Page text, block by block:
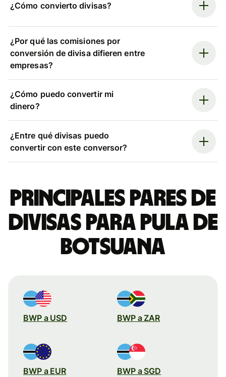
¿Cómo convierto divisas?
¿Por qué las comisiones por
conversión de divisa difieren entre
empresas?
¿Cómo puedo convertir mi
dinero?
¿Entre qué divisas puedo
convertir con este conversor?
Principales pares de
divisas para pula de
Botsuana
BWP a USD BWP a ZAR
BWP a EUR BWP a SGD